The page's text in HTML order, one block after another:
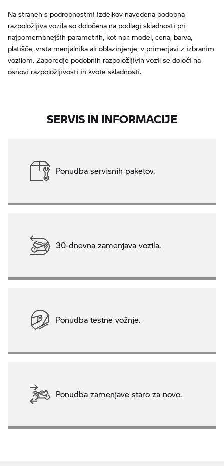
Na straneh s podrobnostmi izdelkov navedena podobna
razpoložljiva vozila so določena na podlagi skladnosti pri
najpomembnejših parametrih, kot npr. model, cena, barva,
platišče, vrsta menjalnika ali oblazinjenje, v primerjavi z izbranim
vozilom. Zaporedje podobnih razpoložljivih vozil se določi na
osnovi razpoložljivosti in kvote skladnosti.
SERVIS IN INFORMACIJE
Ponudba servisnih paketov.
30-dnevna zamenjava vozila.
Ponudba testne vožnje.
Ponudba zamenjave staro za novo.